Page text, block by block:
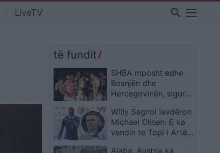
LiveTV search
të fundit
SHBA mposht edhe
Bosnjën dhe
Hercegovinën, siguron
finales të Kupës së
Botës
Willy Sagnol lavdëron
Michael Olisen: E ka
vendin te Topi i Artë,
Alaba: Austria ka